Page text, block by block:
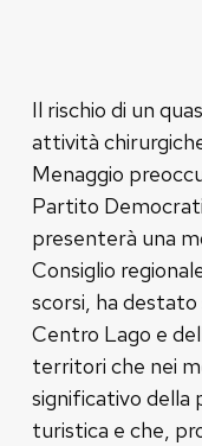
Il rischio di un
attività
Menaggio
Partito
presenterà una
Consiglio
scorsi, ha
Centro Lago e
territori che nei
significativo della
turistica e che,